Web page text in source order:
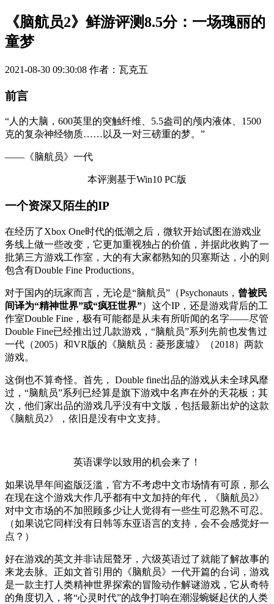
《脑航员2》鲜游评测8.5分：一场瑰丽的
童梦
2021-08-30 09:30:08 作者：瓦克五
前言
“人的大脑，600英里的突触纤维、5.5盎司的颅内液体、1500
克的复杂神经物质……以及一对三磅重的梦。”
——《脑航员》一代
本评测基于Win10 PC版
一个资深又陌生的IP
在经历了Xbox One时代的低潮之后，微软开始试图在游戏业
务线上做一些改变，它更加重视独占的价值，并据此收购了一
批第三方游戏工作室，大的有大家都熟知的贝塞斯达，小的则
包含有Double Fine Productions。
对于国内的玩家而言，无论是“脑航员”（Psychonauts， 曾被民
间译为“精神世界”或“疯狂世界”）这个IP，还是游戏背后的工
作室Double Fine，极有可能都是从未有所听闻的名字——尽管
Double Fine已经推出过几款游戏，“脑航员”系列先前也发售过
一代（2005）和VR版的《脑航员：菱形废墟》（2018）两款
游戏。
这倒也不算奇怪。首先， Double fine出品的游戏从未全球风靡
过，“脑航员”系列已经算是旗下游戏中名声在外的天花板；其
次，他们家出品的游戏几乎没有中文版，包括最新出炉的这款
《脑航员2》，依旧是没有中文支持。
英语课学以致用的机会来了！
如果说早年间盗版泛滥，官方不考虑中文市场情有可原，那么
在现在这个游戏大作几乎都有中文加持的年代，《脑航员2》
对中文市场的不加照顾多少让人觉得有一些生可忍熟不可忍。
（如果说它同样没有日韩等东亚语言的支持，会不会感觉好一
点？）
好在游戏的英文并非诘屈聱牙，六级英语过了就能了解故事的
来龙去脉。正如文首引用的《脑航员》一代开篇的台词，游戏
是一款主打人类精神世界探索的冒险动作解谜游戏，它从奇特
的角度切入，将“心灵时代”的战争打响在潮湿蜿蜒起伏的人类